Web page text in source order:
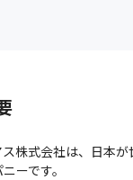
株式会社は、日本
ーです。